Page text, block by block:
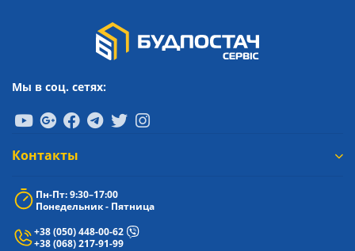
Мы в соц. сетях:
Контакты
Пн-Пт: 9:30–17:00
Понедельник - Пятница
+38 (050) 448-00-62
+38 (068) 217-91-99